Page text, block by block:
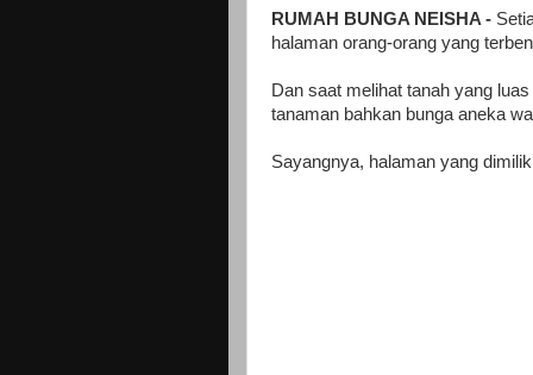
RUMAH BUNGA NEISHA -
halaman orang-orang yang
Dan saat melihat tanah yang
tanaman bahkan bunga aneka
Sayangnya, halaman yang